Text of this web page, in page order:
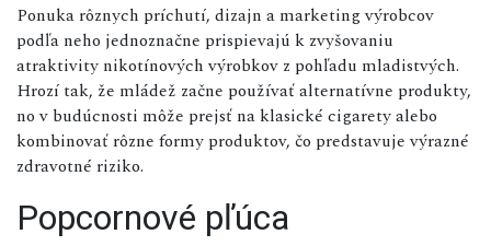
Ponuka rôznych príchutí, dizajn a marketing výrobcov
podľa neho jednoznačne prispievajú k zvyšovaniu
atraktivity nikotínových výrobkov z pohľadu mladistvých.
Hrozí tak, že mládež začne používať alternatívne produkty,
no v budúcnosti môže prejsť na klasické cigarety alebo
kombinovať rôzne formy produktov, čo predstavuje výrazné
zdravotné riziko.
Popcornové pľúca